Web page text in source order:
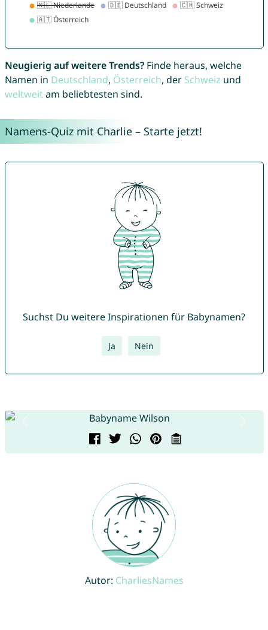
Neugierig auf weitere Trends?Finde heraus, welche
Namen in Deutschland, Österreich, der Schweiz und
weltweitam beliebtesten sind.
Namens-Quiz mit Charlie – Starte jetzt!
Suchst Du weitere Inspirationen für Babynamen?
Ja Nein
Autor: CharliesNames